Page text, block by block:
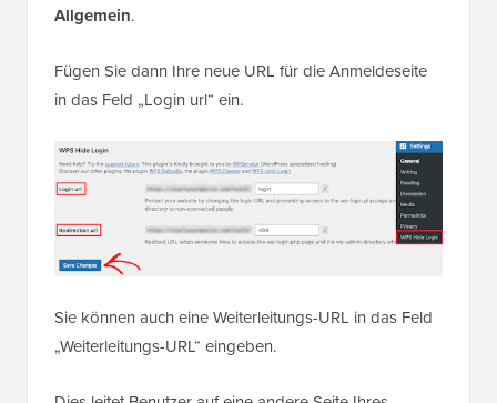
Allgemein.
Fügen Sie dann Ihre neue URL für die Anmeldeseite
in das Feld „Login url“ ein.
Sie können auch eine Weiterleitungs-URL in das Feld
„Weiterleitungs-URL“ eingeben.